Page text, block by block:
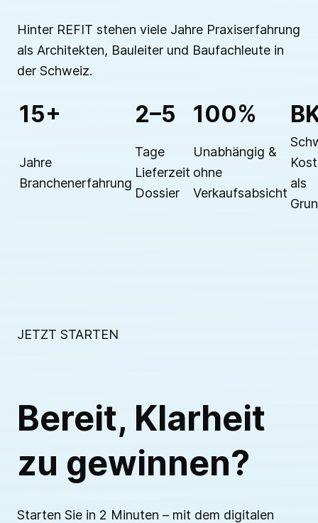
Hinter REFIT stehen viele Jahre Praxiserfahrung
als Architekten, Bauleiter und Baufachleute in
der Schweiz.
15+ 2–5 100%
Jahre
Branchenerfahrung
Tage
Lieferzeit
Dossier
Unabhängig &
ohne
Verkaufsabsicht
als
JETZT STARTEN
Bereit, Klarheit
zu gewinnen?
Starten Sie in 2 Minuten – mit dem digitalen